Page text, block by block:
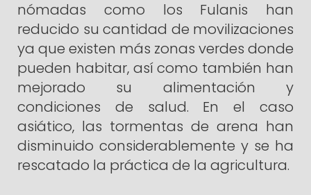
nómadas como los Fulanis han
reducido su cantidad de movilizaciones
ya que existen más zonas verdes donde
pueden habitar, así como también han
mejorado su alimentación y
condiciones de salud. En el caso
asiático, las tormentas de arena han
disminuido considerablemente y se ha
rescatado la práctica de la agricultura.